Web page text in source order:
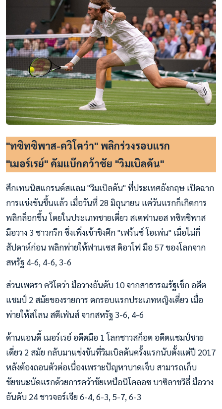
"ทซิทซิพาส-ควิโตว่า" พลิกร่วงรอบแรก
"เมอร์เรย์" คัมแบ๊กคว้าชัย "วิมเบิลดัน"
ศึกเทนนิสแกรนด์สแลม "วิมเบิลดัน" ที่ประเทศอังกฤษ เปิดฉาก
การแข่งขันขึ้นแล้ว เมื่อวันที่ 28 มิถุนายน แค่วันแรกก็เกิดการ
พลิกล็อกขึ้น โดยในประเภทชายเดี่ยว สเตฟานอส ทซิทซิพาส
มือวาง 3 ชาวกรีก ซึ่งเพิ่งเข้าชิงศึก "เฟร้นช์ โอเพ่น" เมื่อไม่กี่
สัปดาห์ก่อน พลิกพ่ายให้ฟานเซส ติอาโฟ มือ 57 ของโลกจาก
สหรัฐ 4-6, 4-6, 3-6
ส่วนเพตรา ควิโตว่า มือวางอันดับ 10 จากสาธารณรัฐเช็ก อดีต
แชมป์ 2 สมัยของรายการ ตกรอบแรกประเภทหญิงเดี่ยว เมื่อ
พ่ายให้สโลน สตีเฟ่นส์ จากสหรัฐ 3-6, 4-6
ด้านแอนดี้ เมอร์เรย์ อดีตมือ 1 โลกชาวสก็อต อดีตแชมป์ชาย
เดี่ยว 2 สมัย กลับมาแข่งขันที่วิมเบิลดันครั้งแรกนับตั้งแต่ปี 2017
หลังต้องถอนตัวต่อเนื่องเพราะปัญหาบาดเจ็บ สามารถเก็บ
ชัยชนะนัดแรกด้วยการคว้าชัยเหนือนิโคลอซ บาซิลาชวิลี่ มือวาง
อันดับ 24 ชาวจอร์เจีย 6-4, 6-3, 5-7, 6-3